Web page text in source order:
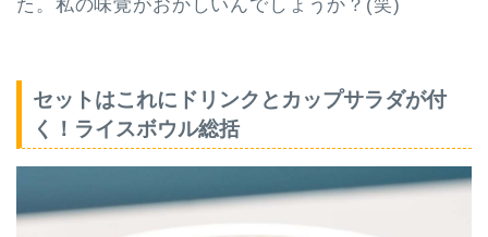
た。私の味覚がおかしいんでしょうか？(笑)
セットはこれにドリンクとカップサラダが付
く！ライスボウル総括